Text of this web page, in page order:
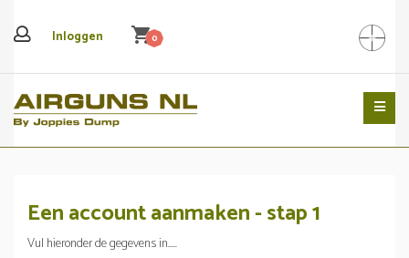
Inloggen shopping_cart0 Search
Een account aanmaken - stap 1
Vul hieronder de gegevens in.....